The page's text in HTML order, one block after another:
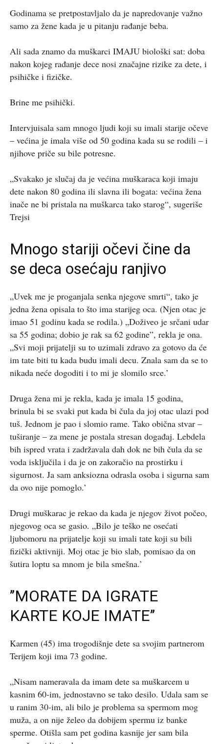
Godinama se pretpostavljalo da je napredovanje važno
samo za žene kada je u pitanju rađanje beba.
Ali sada znamo da muškarci IMAJU biološki sat: doba
nakon kojeg rađanje dece nosi značajne rizike za dete, i
psihičke i fizičke.
Brine me psihički.
Intervjuisala sam mnogo ljudi koji su imali starije očeve
– većina je imala više od 50 godina kada su se rodili – i
njihove priče su bile potresne.
„Svakako je slučaj da je većina muškaraca koji imaju
dete nakon 80 godina ili slavna ili bogata: većina žena
inače ne bi pristala na muškarca tako starog“, sugeriše
Trejsi
Mnogo stariji očevi čine da
se deca osećaju ranjivo
„Uvek me je proganjala senka njegove smrti“, tako je
jedna žena opisala to što ima starijeg oca. (Njen otac je
imao 51 godinu kada se rodila.) „Doživeo je srčani udar
sa 55 godina; dobio je rak sa 62 godine”, rekla je ona.
„Svi moji prijatelji su to uzimali zdravo za gotovo da će
im tate biti tu kada budu imali decu. Znala sam da se to
nikada neće dogoditi i to mi je slomilo srce.’
Druga žena mi je rekla, kada je imala 15 godina,
brinula bi se svaki put kada bi čula da joj otac ulazi pod
tuš. Jednom je pao i slomio rame. Tako obična stvar –
tuširanje – za mene je postala stresan događaj. Lebdela
bih ispred vrata i zadržavala dah dok ne bih čula da se
voda isključila i da je on zakoračio na prostirku i
sigurnost. Ja sam anksiozna odrasla osoba i sigurna sam
da ovo nije pomoglo.’
Drugi muškarac je rekao da kada je njegov život počeo,
njegovog oca se gasio. „Bilo je teško ne osećati
ljubomoru na prijatelje koji su imali tate koji su bili
fizički aktivniji. Moj otac je bio slab, pomisao da on
šutira loptu sa mnom je bila smešna.’
’’MORATE DA IGRATE
KARTE KOJE IMATE’’
Karmen (45) ima trogodišnje dete sa svojim partnerom
Terijem koji ima 73 godine.
„Nisam nameravala da imam dete sa muškarcem u
kasnim 60-im, jednostavno se tako desilo. Udala sam se
u ranim 30-im, ali bilo je problema sa spermom mog
muža, a on nije želeo da dobijem spermu iz banke
sperme. Otišla sam pet godina kasnije jer sam bila